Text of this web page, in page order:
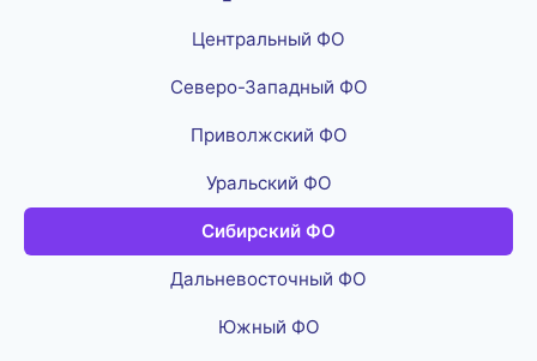
Центральный ФО
Северо-Западный ФО
Приволжский ФО
Уральский ФО
Сибирский ФО
Дальневосточный ФО
Южный ФО